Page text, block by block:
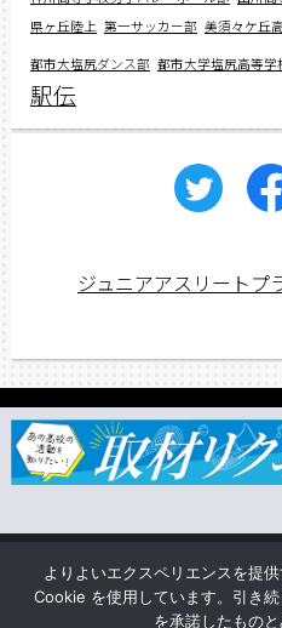
県ヶ丘陸上 第一サッカー部 美須々ケ丘
都市大塩尻ダンス部 都市大学塩尻高等学
駅伝
ジュニアアスリートプ
企業情報
よりよいエクスペリエンスを提
Cookie を使用しています。引き
を承諾したものと